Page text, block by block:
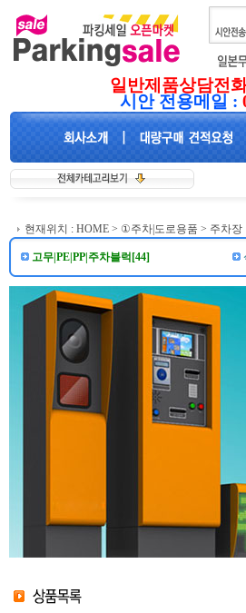
일반제품상담전
시안 전용메일 :
현재위치 : HOME > ①주차|도로용품 > 주차장
고무|PE|PP|주차블럭[44]